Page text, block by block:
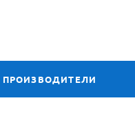
ПРОИЗВОДИТЕЛИ